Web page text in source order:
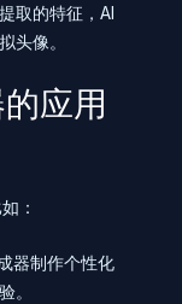
取的特征，AI
头像。
应用
：
器制作个性化
。